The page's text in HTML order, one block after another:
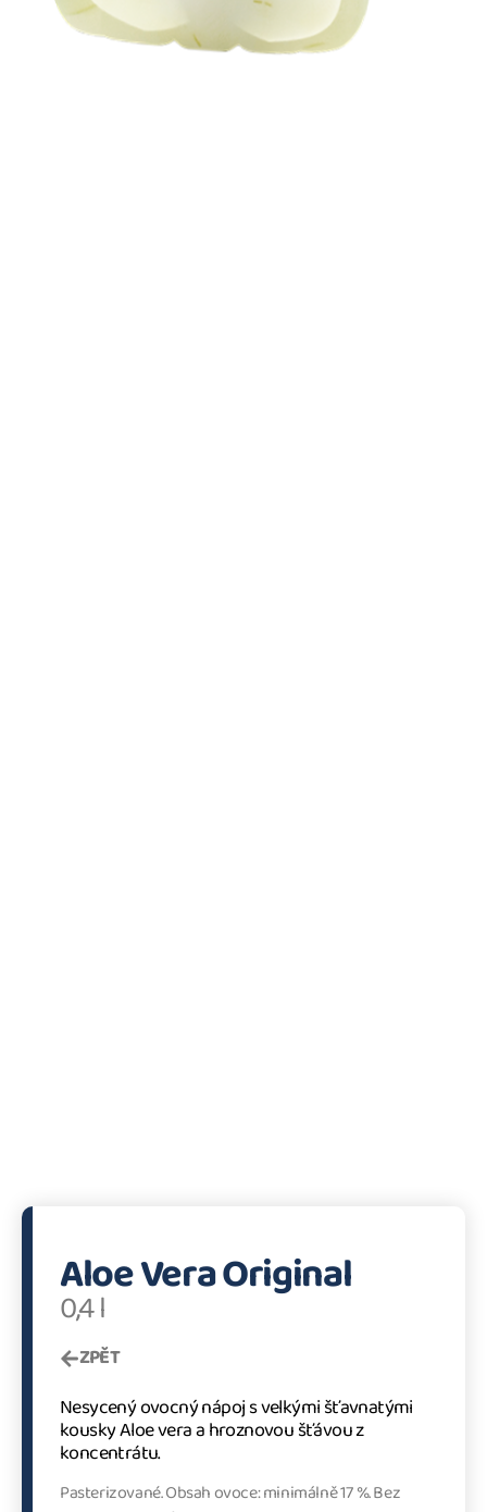
ZPĚT
Nesycený ovocný nápoj s velkými šťavnatými
kousky Aloe vera a hroznovou šťávou z
koncentrátu.
Aloe Vera Original
0,4 l
Pasterizované. Obsah ovoce: minimálně 17 %. Bez